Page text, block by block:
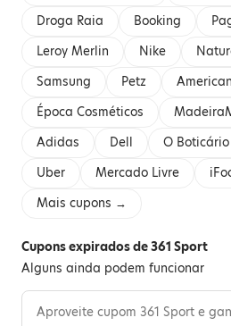
Droga Raia
Booking
Leroy Merlin
Nike
Samsung
Petz
Época Cosméticos
Adidas
Dell O Boticário
Uber
Mercado Livre
Mais cupons →
Cupons expirados de 361 Sport
Alguns ainda podem funcionar
Aproveite cupom 361 Sport e